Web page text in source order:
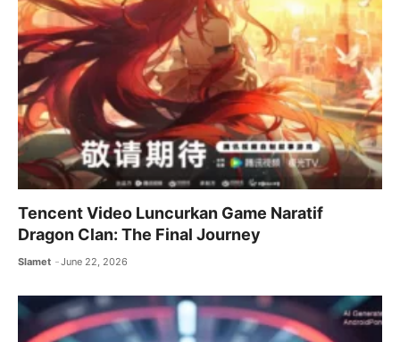
Tencent Video Luncurkan Game Naratif
Dragon Clan: The Final Journey
Slamet June 22, 2026